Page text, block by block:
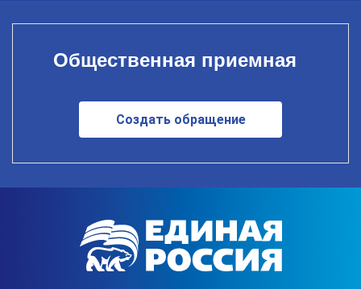
Общественная приемная
Создать обращение